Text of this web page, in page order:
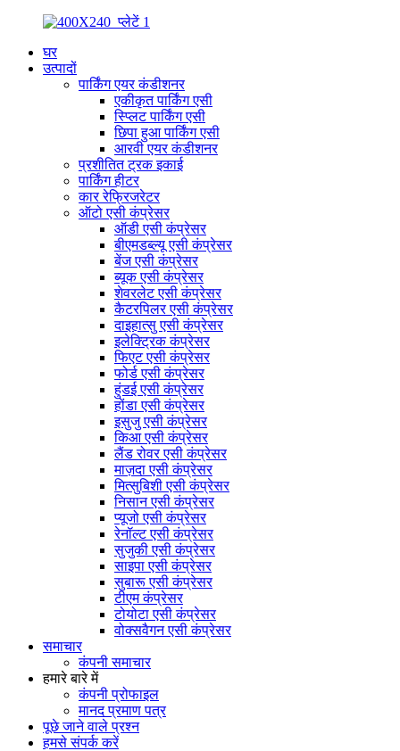
घर
उत्पादों
पार्किंग एयर कंडीशनर
एकीकृत पार्किंग एसी
स्प्लिट पार्किंग एसी
छिपा हुआ पार्किंग एसी
आरवी एयर कंडीशनर
प्रशीतित ट्रक इकाई
पार्किंग हीटर
कार रेफ्रिजरेटर
ऑटो एसी कंप्रेसर
ऑडी एसी कंप्रेसर
बीएमडब्ल्यू एसी कंप्रेसर
बेंज एसी कंप्रेसर
ब्यूक एसी कंप्रेसर
शेवरलेट एसी कंप्रेसर
कैटरपिलर एसी कंप्रेसर
दाइहात्सु एसी कंप्रेसर
इलेक्ट्रिक कंप्रेसर
फिएट एसी कंप्रेसर
फोर्ड एसी कंप्रेसर
हुंडई एसी कंप्रेसर
होंडा एसी कंप्रेसर
इसुजु एसी कंप्रेसर
किआ एसी कंप्रेसर
लैंड रोवर एसी कंप्रेसर
माज़दा एसी कंप्रेसर
मित्सुबिशी एसी कंप्रेसर
निसान एसी कंप्रेसर
प्यूजो एसी कंप्रेसर
रेनॉल्ट एसी कंप्रेसर
सुजुकी एसी कंप्रेसर
साइपा एसी कंप्रेसर
सुबारू एसी कंप्रेसर
टीएम कंप्रेसर
टोयोटा एसी कंप्रेसर
वोक्सवैगन एसी कंप्रेसर
समाचार
कंपनी समाचार
हमारे बारे में
कंपनी प्रोफाइल
मानद प्रमाण पत्र
पूछे जाने वाले प्रश्न
हमसे संपर्क करें